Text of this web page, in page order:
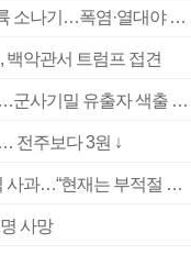
부산 울산 경남 구름 많고 경남 북서내륙 소나기…폭염·열대야 계속
백악관서 트럼프 접견
‘탄약 부족 사태’ 보도에 격노한 트럼프…군사기밀 유출자 색출 지시
전주보다 3원 ↓
[속보] ‘심판 성접대’ 논란 축구협회 공식 사과…“현재는 부적절 행위 없어”
사망